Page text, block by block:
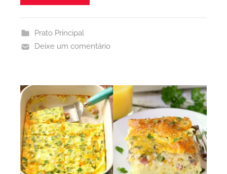
Prato Principal
Deixe um comentário